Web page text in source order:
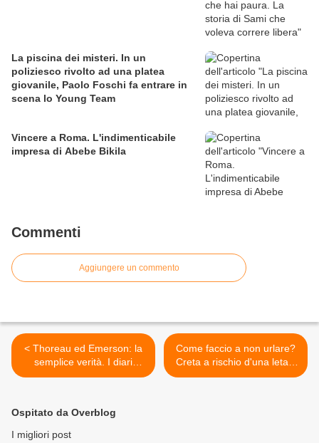
La piscina dei misteri. In un
poliziesco rivolto ad una platea
giovanile, Paolo Foschi fa entrare in
scena lo Young Team
Vincere a Roma. L'indimenticabile
impresa di Abebe Bikila
Commenti
Aggiungere un commento
< Thoreau ed Emerson: la
semplice verità. I diari
inediti di due autori che gli
Come faccio a non urlare?
Creta a rischio d'una letale
invasione di generatori
Ospitato da Overblog
I migliori post